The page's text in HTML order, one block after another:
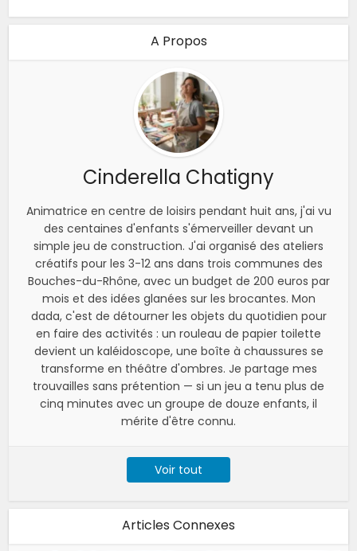
A Propos
Cinderella Chatigny
Animatrice en centre de loisirs pendant huit ans, j'ai vu
des centaines d'enfants s'émerveiller devant un
simple jeu de construction. J'ai organisé des ateliers
créatifs pour les 3-12 ans dans trois communes des
Bouches-du-Rhône, avec un budget de 200 euros par
mois et des idées glanées sur les brocantes. Mon
dada, c'est de détourner les objets du quotidien pour
en faire des activités : un rouleau de papier toilette
devient un kaléidoscope, une boîte à chaussures se
transforme en théâtre d'ombres. Je partage mes
trouvailles sans prétention — si un jeu a tenu plus de
cinq minutes avec un groupe de douze enfants, il
mérite d'être connu.
Voir tout
Articles Connexes